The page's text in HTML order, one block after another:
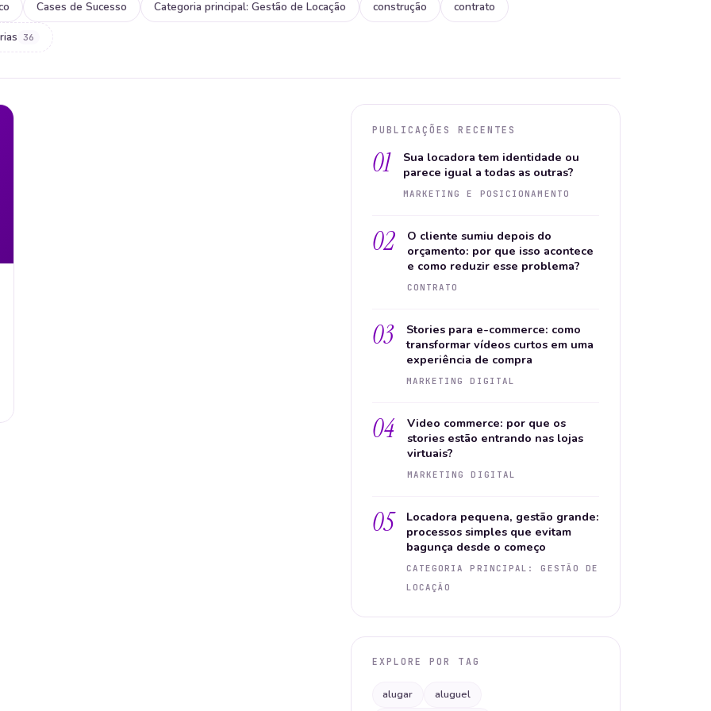
Cases de Sucesso Categoria principal: Gestão de Locação construção
contrato
36
PUBLICAÇÕES RECENTES
01
Sua locadora tem identidade ou
parece igual a todas as outras?
MARKETING E POSICIONAMENTO
02
O cliente sumiu depois do
orçamento: por que isso acontece
e como reduzir esse problema?
CONTRATO
03
Stories para e-commerce: como
transformar vídeos curtos em uma
experiência de compra
MARKETING DIGITAL
04
Video commerce: por que os
stories estão entrando nas lojas
virtuais?
MARKETING DIGITAL
05
Locadora pequena, gestão grande:
processos simples que evitam
bagunça desde o começo
CATEGORIA PRINCIPAL: GESTÃO DE
LOCAÇÃO
EXPLORE POR TAG
alugar
aluguel